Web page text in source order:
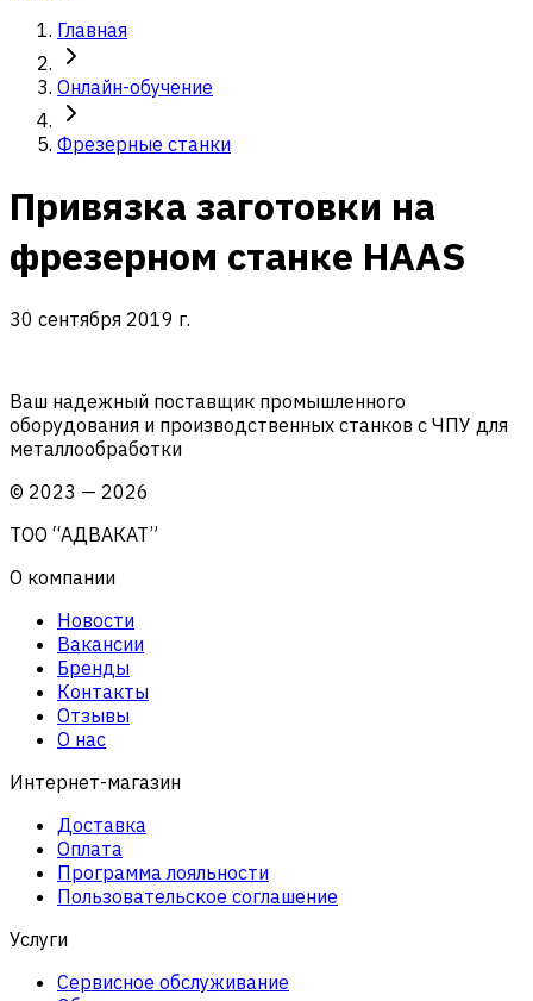
Главная
Онлайн-обучение
Фрезерные станки
Привязка заготовки на
фрезерном станке HAAS
30 сентября 2019 г.
Ваш надежный поставщик промышленного
оборудования и производственных станков с ЧПУ для
металлообработки
© 2023 — 2026
ТОО “АДВАКАТ”
О компании
Новости
Вакансии
Бренды
Контакты
Отзывы
О нас
Интернет-магазин
Доставка
Оплата
Программа лояльности
Пользовательское соглашение
Услуги
Сервисное обслуживание